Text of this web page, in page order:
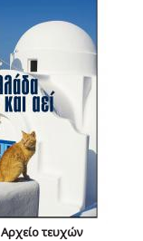
Αρχείο τευχών